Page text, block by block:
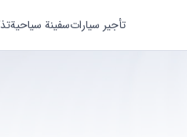
تأجير سياراتسفينة سياحية